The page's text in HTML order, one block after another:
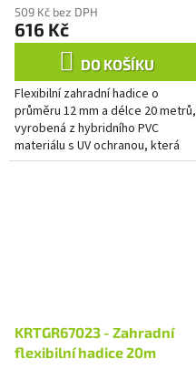
509 Kč bez DPH
616 Kč
DO KOŠÍKU
Flexibilní zahradní hadice o
průměru 12 mm a délce 20 metrů,
vyrobená z hybridního PVC
materiálu s UV ochranou, která
zajišťuje dlouhou životnost.
KRTGR67023 - Zahradní
flexibilní hadice 20m